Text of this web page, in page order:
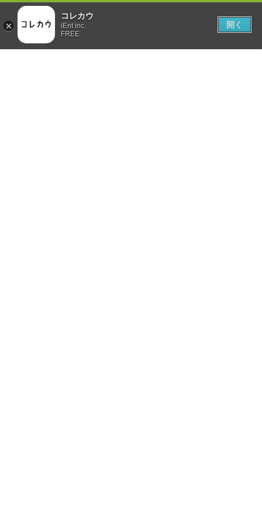
コレカウ
iEnt inc.
FREE
開く